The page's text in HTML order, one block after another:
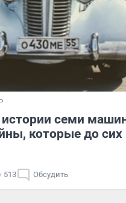
истории семи
которые до сих
513 Обсудить